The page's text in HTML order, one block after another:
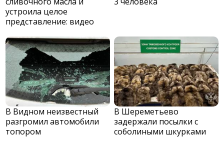
устроила целое
представление: видео
В Видном неизвестный
разгромил автомобили
топором
В Шереметьево
задержали посылки с
соболиными шкурками